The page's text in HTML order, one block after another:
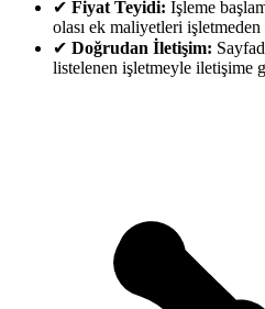
✔ Fiyat Teyidi: İşleme
olası ek maliyetleri
✔ Doğrudan İletişim:
listelenen işletmeyle iletişime